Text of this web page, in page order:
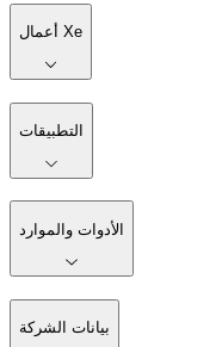
أعمال Xe
التطبيقات
الأدوات والموارد
بيانات الشركة